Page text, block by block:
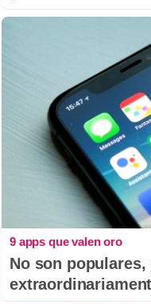
9 apps que valen oro
No son populares,